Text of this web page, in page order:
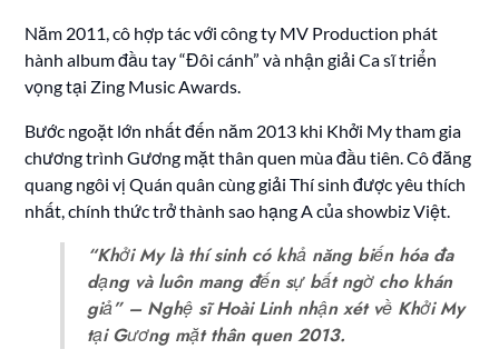
Năm 2011, cô hợp tác với công ty MV Production phát
hành album đầu tay “Đôi cánh” và nhận giải Ca sĩ triển
vọng tại Zing Music Awards.
Bước ngoặt lớn nhất đến năm 2013 khi Khởi My tham gia
chương trình Gương mặt thân quen mùa đầu tiên. Cô đăng
quang ngôi vị Quán quân cùng giải Thí sinh được yêu thích
nhất, chính thức trở thành sao hạng A của showbiz Việt.
“Khởi My là thí sinh có khả năng biến hóa đa
dạng và luôn mang đến sự bất ngờ cho khán
giả” – Nghệ sĩ Hoài Linh nhận xét về Khởi My
tại Gương mặt thân quen 2013.